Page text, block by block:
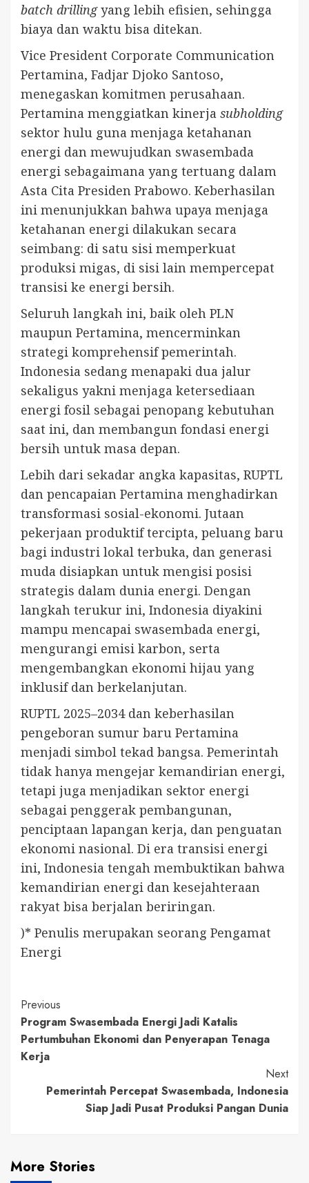
batch drillingyang lebih efisien, sehingga
biaya dan waktu bisa ditekan.
Vice President Corporate Communication
Pertamina, Fadjar Djoko Santoso,
menegaskan komitmen perusahaan.
Pertamina menggiatkan kinerja subholding
sektor hulu guna menjaga ketahanan
energi dan mewujudkan swasembada
energi sebagaimana yang tertuang dalam
Asta Cita Presiden Prabowo. Keberhasilan
ini menunjukkan bahwa upaya menjaga
ketahanan energi dilakukan secara
seimbang: di satu sisi memperkuat
produksi migas, di sisi lain mempercepat
transisi ke energi bersih.
Seluruh langkah ini, baik oleh PLN
maupun Pertamina, mencerminkan
strategi komprehensif pemerintah.
Indonesia sedang menapaki dua jalur
sekaligus yakni menjaga ketersediaan
energi fosil sebagai penopang kebutuhan
saat ini, dan membangun fondasi energi
bersih untuk masa depan.
Lebih dari sekadar angka kapasitas, RUPTL
dan pencapaian Pertamina menghadirkan
transformasi sosial-ekonomi. Jutaan
pekerjaan produktif tercipta, peluang baru
bagi industri lokal terbuka, dan generasi
muda disiapkan untuk mengisi posisi
strategis dalam dunia energi. Dengan
langkah terukur ini, Indonesia diyakini
mampu mencapai swasembada energi,
mengurangi emisi karbon, serta
mengembangkan ekonomi hijau yang
inklusif dan berkelanjutan.
RUPTL 2025–2034 dan keberhasilan
pengeboran sumur baru Pertamina
menjadi simbol tekad bangsa. Pemerintah
tidak hanya mengejar kemandirian energi,
tetapi juga menjadikan sektor energi
sebagai penggerak pembangunan,
penciptaan lapangan kerja, dan penguatan
ekonomi nasional. Di era transisi energi
ini, Indonesia tengah membuktikan bahwa
kemandirian energi dan kesejahteraan
rakyat bisa berjalan beriringan.
)* Penulis merupakan seorang Pengamat
Energi
Continue
Reading
Previous
Program Swasembada Energi Jadi Katalis
Pertumbuhan Ekonomi dan Penyerapan Tenaga
Kerja
Next
Pemerintah Percepat Swasembada, Indonesia
Siap Jadi Pusat Produksi Pangan Dunia
More Stories